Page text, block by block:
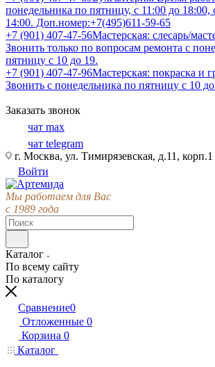
понедельника по пятницу, с 11:00 до 18:00,
14:00. Доп.номер:+7(495)611-59-65
+7 (901) 407-47-56Мастерская: слесарь/
Звонить только по вопросам ремонта с
пятницу с 10 до 19.
+7 (901) 407-47-96Мастерская: покраска и
Звонить с понедельника по пятницу с 10
Заказать звонок
чат max
чат telegram
г. Москва, ул. Тимирязевская, д.11, корп.1
Войти
Мы работаем для Вас
с 1989 года
Каталог
По всему сайту
По каталогу
Сравнение0
Отложенные 0
Корзина 0
Каталог